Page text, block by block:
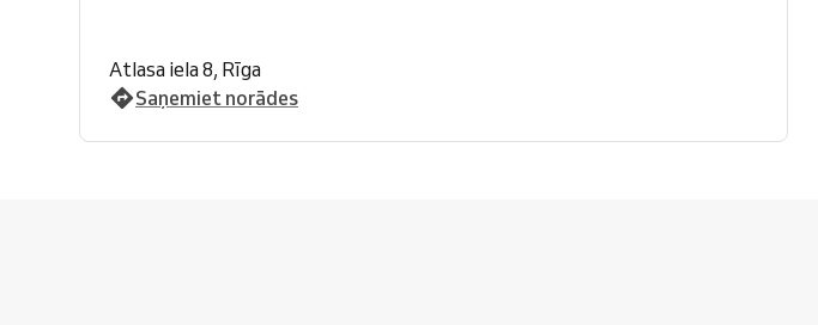
Atlasa iela 8, Rīga
Saņemiet norādes